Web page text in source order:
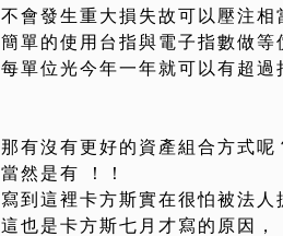
不會發生重大損失故可以壓注相
簡單的使用台指與電子指數做
每單位光今年一年就可以有超
那有沒有更好的資產組合方式呢
當然是有 ！！
寫到這裡卡方斯實在很怕被法人
這也是卡方斯七月才寫的原因，